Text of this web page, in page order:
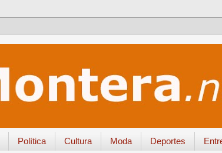
Política Cultura Moda Deportes